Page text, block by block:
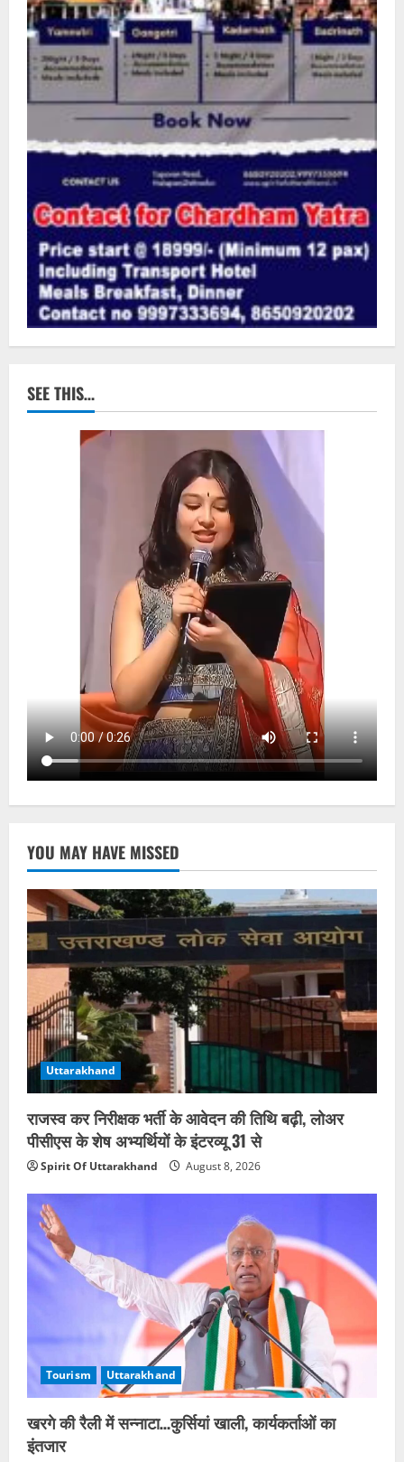
SEE THIS…
YOU MAY HAVE MISSED
Uttarakhand
राजस्व कर निरीक्षक भर्ती के आवेदन की तिथि बढ़ी, लोअर
पीसीएस के शेष अभ्यर्थियों के इंटरव्यू 31 से
Spirit Of Uttarakhand August 8, 2026
Tourism Uttarakhand
खरगे की रैली में सन्नाटा…कुर्सियां खाली, कार्यकर्ताओं का
इंतजार